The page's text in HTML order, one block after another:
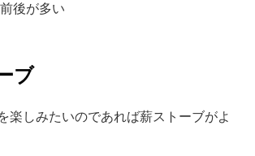
後が多い
ブ
楽しみたいのであれば薪ストーブがよ